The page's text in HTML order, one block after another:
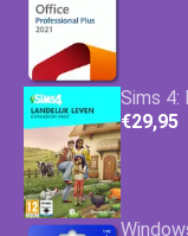
Sims 4:
€29,95